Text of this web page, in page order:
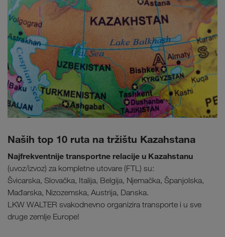
Naših top 10 ruta na tržištu Kazahstana
Najfrekventnije transportne relacije u Kazahstanu
(uvoz/izvoz) za kompletne utovare (FTL) su:
Švicarska, Slovačka, Italija, Belgija, Njemačka, Španjolska,
Mađarska, Nizozemska, Austrija, Danska.
LKW WALTER svakodnevno organizira transporte i u sve
druge zemlje Europe!